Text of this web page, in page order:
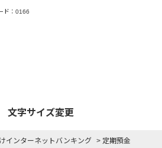
ド：0166
文字サイズ変更
インターネットバンキング > 定期預金